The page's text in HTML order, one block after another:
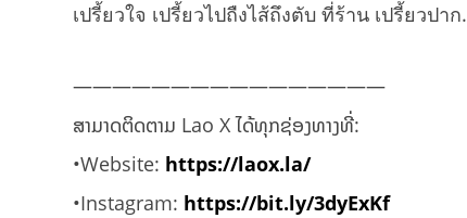
เปรี้ยวใจ เปรี้ยวไปถืงไส้ถึงตับ ที่ร้าน เปรี้ยวปาก.
————————————————
ສາມາດຕິດຕາມ Lao X ໄດ້ທຸກຊ່ອງທາງທີ່:
•Website: https://laox.la/
•Instagram: https://bit.ly/3dyExKf